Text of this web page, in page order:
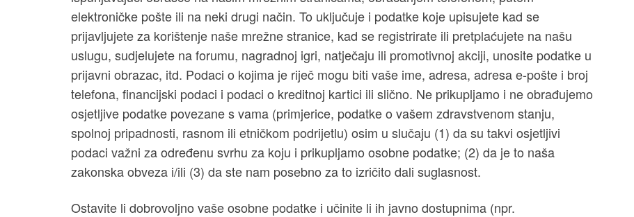
elektroničke pošte ili na neki drugi način. To uključuje i podatke koje upisujete kad se
prijavljujete za korištenje naše mrežne stranice, kad se registrirate ili pretplaćujete na našu
uslugu, sudjelujete na forumu, nagradnoj igri, natječaju ili promotivnoj akciji, unosite podatke u
prijavni obrazac, itd. Podaci o kojima je riječ mogu biti vaše ime, adresa, adresa e-pošte i broj
telefona, financijski podaci i podaci o kreditnoj kartici ili slično. Ne prikupljamo i ne obrađujemo
osjetljive podatke povezane s vama (primjerice, podatke o vašem zdravstvenom stanju,
spolnoj pripadnosti, rasnom ili etničkom podrijetlu) osim u slučaju (1) da su takvi osjetljivi
podaci važni za određenu svrhu za koju i prikupljamo osobne podatke; (2) da je to naša
zakonska obveza i/ili (3) da ste nam posebno za to izričito dali suglasnost.
Ostavite li dobrovoljno vaše osobne podatke i učinite li ih javno dostupnima (npr.